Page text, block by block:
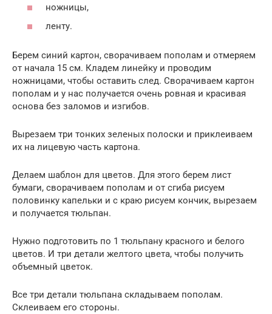
ножницы,
ленту.
Берем синий картон, сворачиваем пополам и отмеряем
от начала 15 см. Кладем линейку и проводим
ножницами, чтобы оставить след. Сворачиваем картон
пополам и у нас получается очень ровная и красивая
основа без заломов и изгибов.
Вырезаем три тонких зеленых полоски и приклеиваем
их на лицевую часть картона.
Делаем шаблон для цветов. Для этого берем лист
бумаги, сворачиваем пополам и от сгиба рисуем
половинку капельки и с краю рисуем кончик, вырезаем
и получается тюльпан.
Нужно подготовить по 1 тюльпану красного и белого
цветов. И три детали желтого цвета, чтобы получить
объемный цветок.
Все три детали тюльпана складываем пополам.
Склеиваем его стороны.